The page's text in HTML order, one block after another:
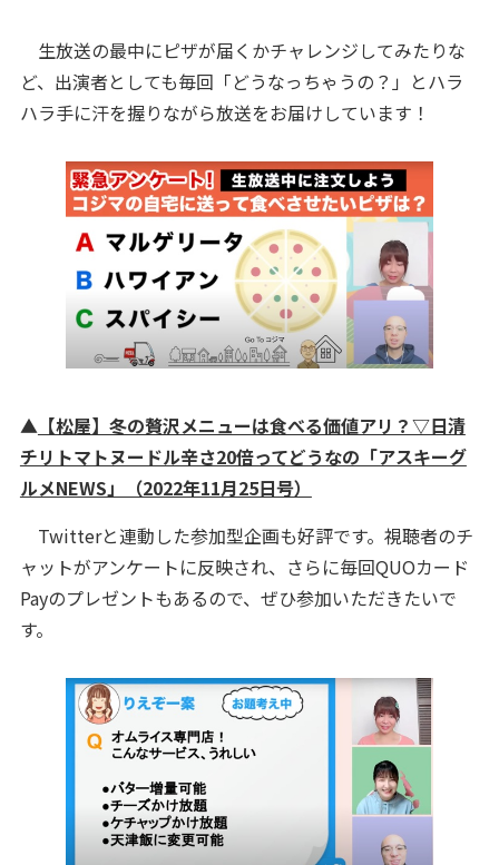
生放送の最中にピザが届くかチャレンジしてみたりな
ど、出演者としても毎回「どうなっちゃうの？」とハラ
ハラ手に汗を握りながら放送をお届けしています！
▲ 【松屋】冬の贅沢メニューは食べる価値アリ？▽日清
チリトマトヌードル辛さ20倍ってどうなの「アスキーグ
ルメNEWS」（2022年11月25日号）
Twitterと連動した参加型企画も好評です。視聴者のチ
ャットがアンケートに反映され、さらに毎回QUOカード
Payのプレゼントもあるので、ぜひ参加いただきたいで
す。